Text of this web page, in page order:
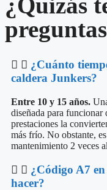
¿Cuánto
caldera Junkers?
Entre 10 y 15 años.
diseñada para funcionar
prestaciones la
más frío. No obstante,
mantenimiento 2 veces
¿Código A7
hacer?